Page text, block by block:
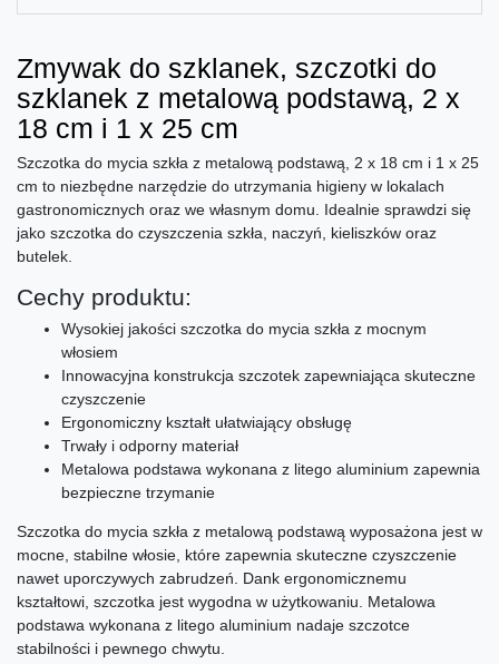
Zmywak do szklanek, szczotki do
szklanek z metalową podstawą, 2 x
18 cm i 1 x 25 cm
Szczotka do mycia szkła z metalową podstawą, 2 x 18 cm i 1 x 25
cm to niezbędne narzędzie do utrzymania higieny w lokalach
gastronomicznych oraz we własnym domu. Idealnie sprawdzi się
jako szczotka do czyszczenia szkła, naczyń, kieliszków oraz
butelek.
Cechy produktu:
Wysokiej jakości szczotka do mycia szkła z mocnym
włosiem
Innowacyjna konstrukcja szczotek zapewniająca skuteczne
czyszczenie
Ergonomiczny kształt ułatwiający obsługę
Trwały i odporny materiał
Metalowa podstawa wykonana z litego aluminium zapewnia
bezpieczne trzymanie
Szczotka do mycia szkła z metalową podstawą wyposażona jest w
mocne, stabilne włosie, które zapewnia skuteczne czyszczenie
nawet uporczywych zabrudzeń. Dank ergonomicznemu
kształtowi, szczotka jest wygodna w użytkowaniu. Metalowa
podstawa wykonana z litego aluminium nadaje szczotce
stabilności i pewnego chwytu.